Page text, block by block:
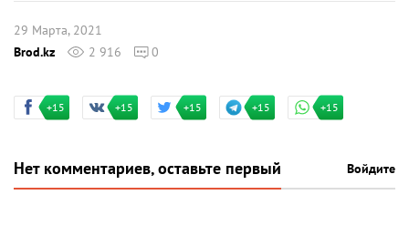
29 Марта, 2021
Brod.kz
2 916 0
+15 +15 +15 +15 +15
Нет комментариев, оставьте первый Войдите